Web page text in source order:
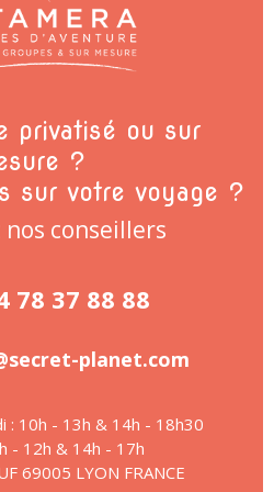
privatisé ou sur
?
sur votre voyage ?
conseillers
78 37 88 88
planet.com
: 10h - 13h & 14h - 18h30
- 12h & 14h - 17h
69005 LYON FRANCE